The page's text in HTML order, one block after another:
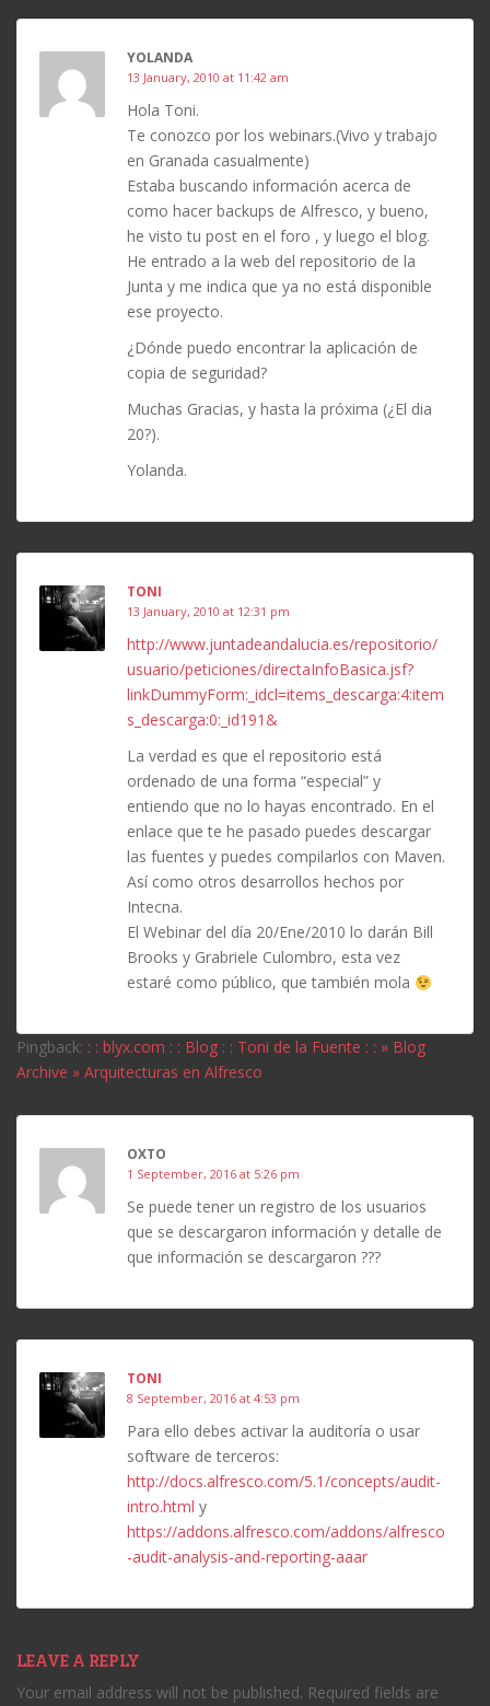
YOLANDA
13 January, 2010 at 11:42 am
Hola Toni.
Te conozco por los webinars.(Vivo y trabajo
en Granada casualmente)
Estaba buscando información acerca de
como hacer backups de Alfresco, y bueno,
he visto tu post en el foro , y luego el blog.
He entrado a la web del repositorio de la
Junta y me indica que ya no está disponible
ese proyecto.
¿Dónde puedo encontrar la aplicación de
copia de seguridad?
Muchas Gracias, y hasta la próxima (¿El dia
20?).
Yolanda.
TONI
13 January, 2010 at 12:31 pm
http://www.juntadeandalucia.es/repositorio/
usuario/peticiones/directaInfoBasica.jsf?
linkDummyForm:_idcl=items_descarga:4:item
s_descarga:0:_id191&
La verdad es que el repositorio está
ordenado de una forma “especial” y
entiendo que no lo hayas encontrado. En el
enlace que te he pasado puedes descargar
las fuentes y puedes compilarlos con Maven.
Así como otros desarrollos hechos por
Intecna.
El Webinar del día 20/Ene/2010 lo darán Bill
Brooks y Grabriele Culombro, esta vez
estaré como público, que también mola
Pingback: : : blyx.com : : Blog : : Toni de la Fuente : : » Blog
Archive » Arquitecturas en Alfresco
OXTO
1 September, 2016 at 5:26 pm
Se puede tener un registro de los usuarios
que se descargaron información y detalle de
que información se descargaron ???
TONI
8 September, 2016 at 4:53 pm
Para ello debes activar la auditoría o usar
software de terceros:
http://docs.alfresco.com/5.1/concepts/audit-
intro.html y
https://addons.alfresco.com/addons/alfresco
-audit-analysis-and-reporting-aaar
LEAVE A REPLY
Your email address will not be published. Required fields are